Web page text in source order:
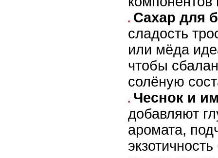
Сахар для
сладость
или мёда
чтобы
солёную
Чеснок и
добавляют
аромата,